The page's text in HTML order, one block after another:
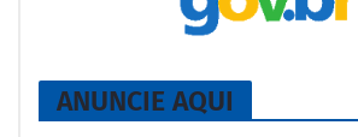
ANUNCIE AQUI